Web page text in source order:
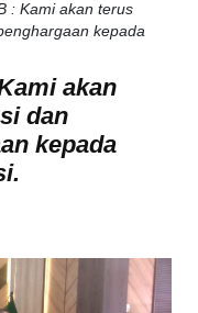
: Kami akan terus
kepada
akan
dan
kepada